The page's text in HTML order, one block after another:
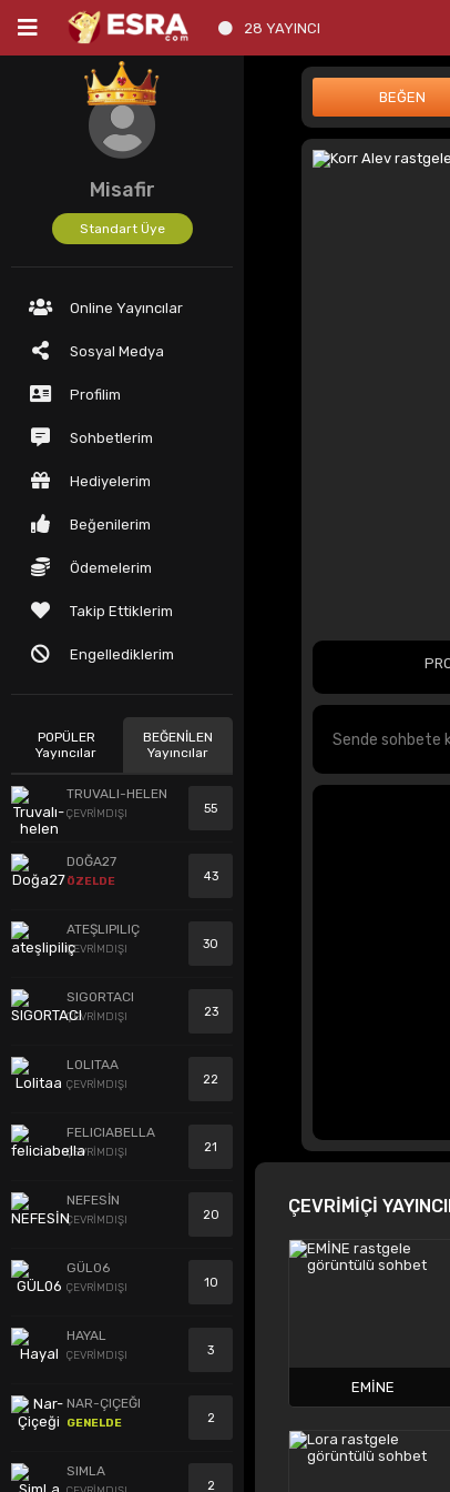
28 YAYINCI
Misafir
Standart Üye
Online Yayıncılar
Sosyal Medya
Profilim
Sohbetlerim
Hediyelerim
Beğenilerim
Ödemelerim
Takip Ettiklerim
Engellediklerim
POPÜLER
Yayıncılar
BEĞENİLEN
Yayıncılar
TRUVALI-HELEN
ÇEVRİMDIŞI 55
DOĞA27
ÖZELDE 43
ATEŞLIPILIÇ
ÇEVRİMDIŞI 30
SIGORTACI
ÇEVRİMDIŞI 23
LOLITAA
ÇEVRİMDIŞI 22
FELICIABELLA
ÇEVRİMDIŞI 21
NEFESİN
ÇEVRİMDIŞI 20
GÜL06
ÇEVRİMDIŞI 10
HAYAL
ÇEVRİMDIŞI 3
NAR-ÇIÇEĞI
GENELDE 2
SIMLA
2
ÇEVRİMİÇİ
EMİNE